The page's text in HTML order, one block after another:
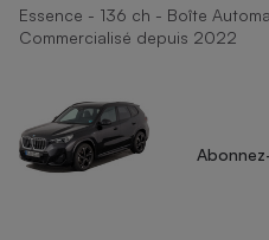
Essence - 136 ch - Boîte
Commercialisé depuis 2022